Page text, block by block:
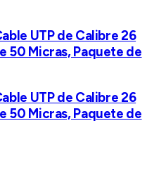
UTP de Calibre 26
50 Micras, Paquete de
UTP de Calibre 26
50 Micras, Paquete de